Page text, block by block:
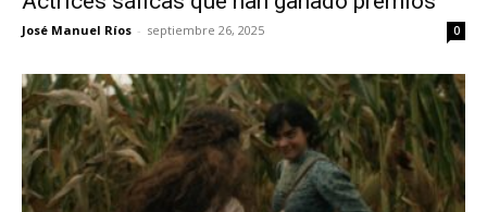
José Manuel Ríos - septiembre 26, 2025 0